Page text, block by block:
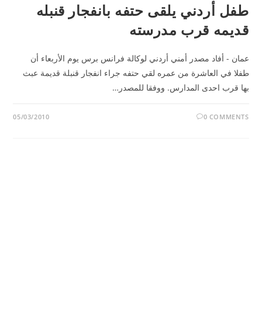
طفل أردني يلقى حتفه بانفجار قنبله
قديمه قرب مدرسته
عمان - أفاد مصدر أمني أردني لوكالة فرانس برس يوم الأربعاء أن
طفلا في العاشرة من عمره لقي حتفه جراء انفجار قنبلة قديمة عبث
بها قرب احدى المدارس. ووفقا للمصدر…
0 COMMENTS
05/03/2010